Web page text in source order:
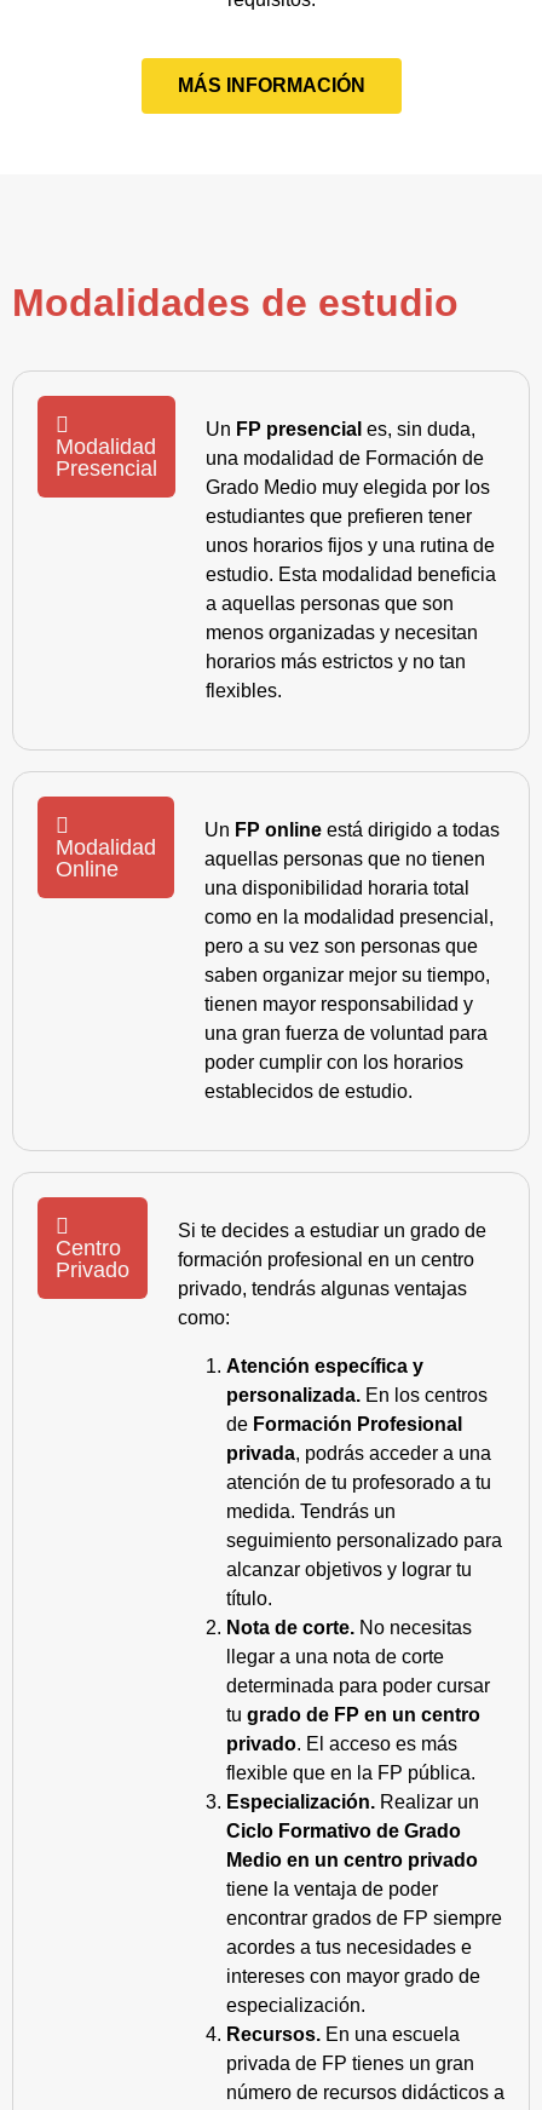
MÁS INFORMACIÓN
Modalidades de estudio
Modalidad
Presencial
Un FP presencial es, sin duda,
una modalidad de Formación de
Grado Medio muy elegida por los
estudiantes que prefieren tener
unos horarios fijos y una rutina de
estudio. Esta modalidad beneficia
a aquellas personas que son
menos organizadas y necesitan
horarios más estrictos y no tan
flexibles.
Modalidad
Online
Un FP online está dirigido a todas
aquellas personas que no tienen
una disponibilidad horaria total
como en la modalidad presencial,
pero a su vez son personas que
saben organizar mejor su tiempo,
tienen mayor responsabilidad y
una gran fuerza de voluntad para
poder cumplir con los horarios
establecidos de estudio.
Centro
Privado
Si te decides a estudiar un grado de
formación profesional en un centro
privado, tendrás algunas ventajas
como:
Atención específica y
personalizada. En los centros
de Formación Profesional
privada, podrás acceder a una
atención de tu profesorado a tu
medida. Tendrás un
seguimiento personalizado para
alcanzar objetivos y lograr tu
título.
Nota de corte. No necesitas
llegar a una nota de corte
determinada para poder cursar
tu grado de FP en un centro
privado. El acceso es más
flexible que en la FP pública.
Especialización. Realizar un
Ciclo Formativo de Grado
Medio en un centro privado
tiene la ventaja de poder
encontrar grados de FP siempre
acordes a tus necesidades e
intereses con mayor grado de
especialización.
Recursos. En una escuela
privada de FP tienes un gran
número de recursos didácticos a